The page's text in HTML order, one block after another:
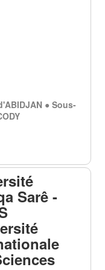
● Sous-
Sarê -